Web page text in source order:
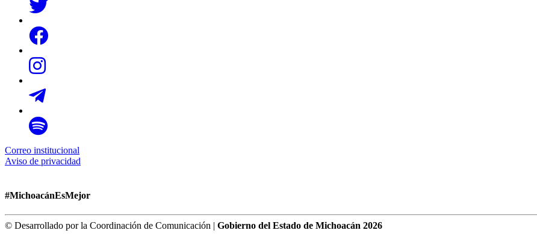
Correo institucional
Aviso de privacidad
#MichoacánEsMejor
© Desarrollado por la Coordinación de Comunicación | Gobierno del Estado de Michoacán 2026